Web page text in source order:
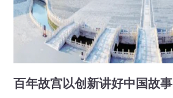
百年故宫以创新讲好中国故事